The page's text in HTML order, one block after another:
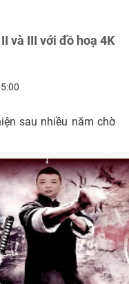
và III với đồ hoạ 4K
sau nhiều năm chờ